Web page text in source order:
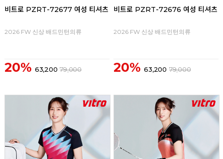
비트로 PZRT-72677 여성 티셔츠
2026 FW 신상 배드민턴의류
20% 63,200 79,000
비트로 PZRT-72676 여성 티셔츠
2026 FW 신상 배드민턴의류
20% 63,200 79,000